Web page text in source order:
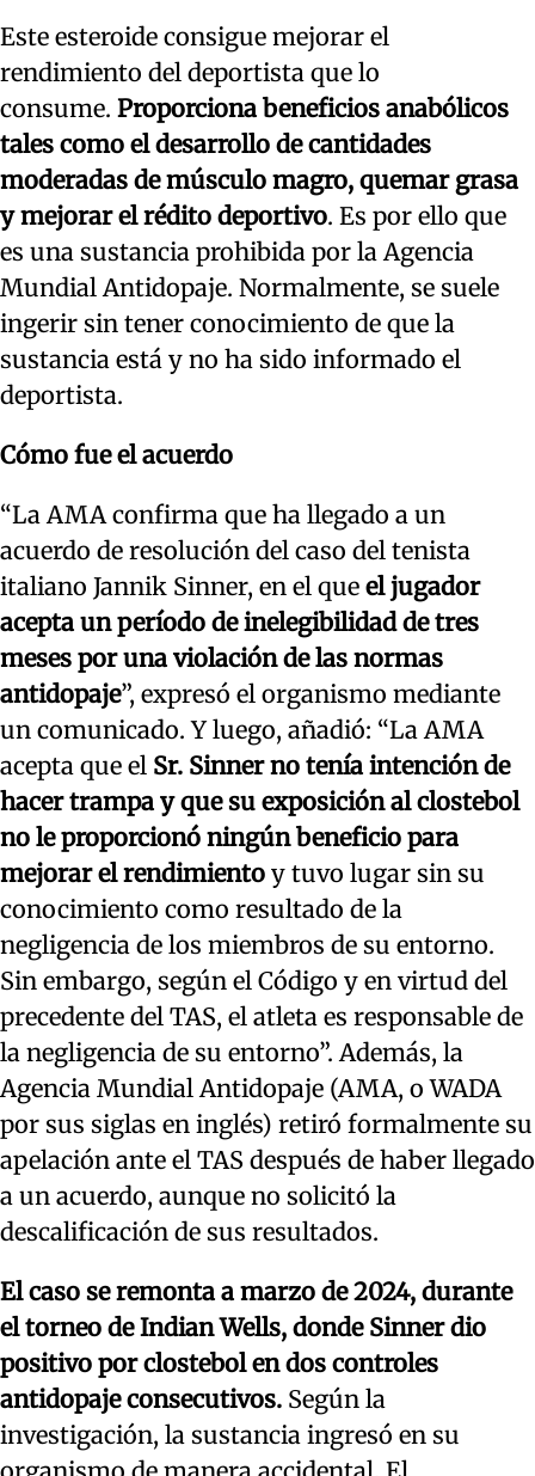
Este esteroide consigue mejorar el
rendimiento del deportista que lo
consume. Proporciona beneficios anabólicos
tales como el desarrollo de cantidades
moderadas de músculo magro, quemar grasa
y mejorar el rédito deportivo. Es por ello que
es una sustancia prohibida por la Agencia
Mundial Antidopaje. Normalmente, se suele
ingerir sin tener conocimiento de que la
sustancia está y no ha sido informado el
deportista.
Cómo fue el acuerdo
“La AMA confirma que ha llegado a un
acuerdo de resolución del caso del tenista
italiano Jannik Sinner, en el que el jugador
acepta un período de inelegibilidad de tres
meses por una violación de las normas
antidopaje”, expresó el organismo mediante
un comunicado. Y luego, añadió: “La AMA
acepta que el Sr. Sinner no tenía intención de
hacer trampa y que su exposición al clostebol
no le proporcionó ningún beneficio para
mejorar el rendimiento y tuvo lugar sin su
conocimiento como resultado de la
negligencia de los miembros de su entorno.
Sin embargo, según el Código y en virtud del
precedente del TAS, el atleta es responsable de
la negligencia de su entorno”. Además, la
Agencia Mundial Antidopaje (AMA, o WADA
por sus siglas en inglés) retiró formalmente su
apelación ante el TAS después de haber llegado
a un acuerdo, aunque no solicitó la
descalificación de sus resultados.
El caso se remonta a marzo de 2024, durante
el torneo de Indian Wells, donde Sinner dio
positivo por clostebol en dos controles
antidopaje consecutivos. Según la
investigación, la sustancia ingresó en su